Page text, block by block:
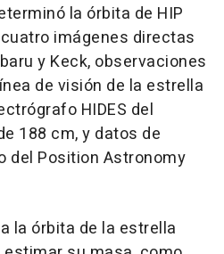
la órbita de HIP
imágenes directas
y Keck, observaciones
de visión de la estrella
HIDES del
188 cm, y datos de
del Position Astronomy
la órbita de la estrella